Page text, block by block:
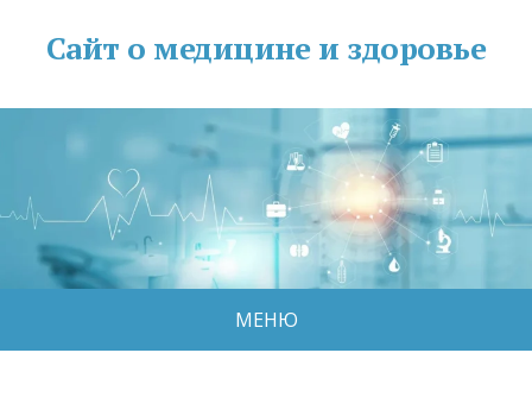
Сайт о медицине и здоровье
МЕНЮ